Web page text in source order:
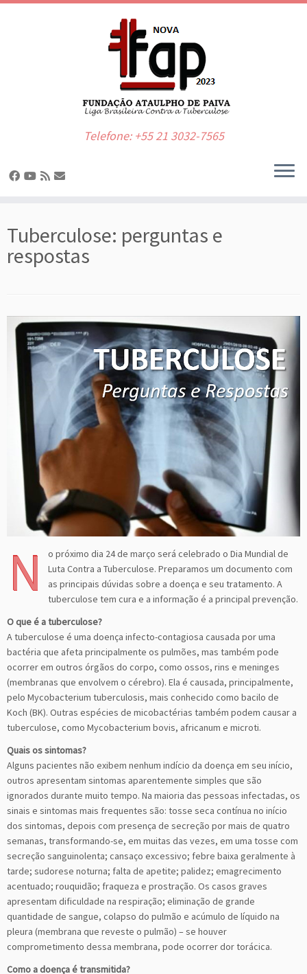
content
Telefone: +55 21 3032-7565
Tuberculose: perguntas e
respostas
N
o próximo dia 24 de março será celebrado o Dia Mundial de
Luta Contra a Tuberculose. Preparamos um documento com
as principais dúvidas sobre a doença e seu tratamento. A
tuberculose tem cura e a informação é a principal prevenção.
O que é a tuberculose?
A tuberculose é uma doença infecto-contagiosa causada por uma
bactéria que afeta principalmente os pulmões, mas também pode
ocorrer em outros órgãos do corpo, como ossos, rins e meninges
(membranas que envolvem o cérebro). Ela é causada, principalmente,
pelo Mycobacterium tuberculosis, mais conhecido como bacilo de
Koch (BK). Outras espécies de micobactérias também podem causar a
tuberculose, como Mycobacterium bovis, africanum e microti.
Quais os sintomas?
Alguns pacientes não exibem nenhum indício da doença em seu início,
outros apresentam sintomas aparentemente simples que são
ignorados durante muito tempo. Na maioria das pessoas infectadas, os
sinais e sintomas mais frequentes são: tosse seca contínua no início
dos sintomas, depois com presença de secreção por mais de quatro
semanas, transformando-se, em muitas das vezes, em uma tosse com
secreção sanguinolenta; cansaço excessivo; febre baixa geralmente à
tarde; sudorese noturna; falta de apetite; palidez; emagrecimento
acentuado; rouquidão; fraqueza e prostração. Os casos graves
apresentam dificuldade na respiração; eliminação de grande
quantidade de sangue, colapso do pulmão e acúmulo de líquido na
pleura (membrana que reveste o pulmão) – se houver
comprometimento dessa membrana, pode ocorrer dor torácica.
Como a doença é transmitida?